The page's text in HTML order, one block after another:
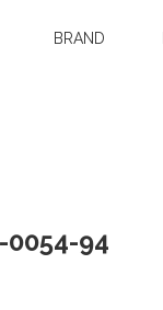
BRAND
94